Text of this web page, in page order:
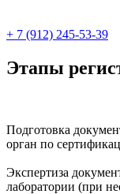
+ 7 (912) 245-53-39
Этапы
Подготовка
орган по
Экспертиза
лаборатории (при